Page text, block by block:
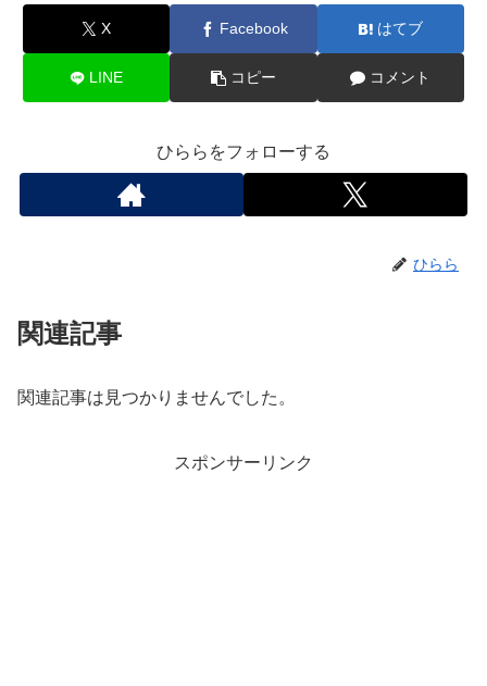
X Facebook はてブ
LINE コピー コメント
ひららをフォローする
ひらら
関連記事
関連記事は見つかりませんでした。
スポンサーリンク